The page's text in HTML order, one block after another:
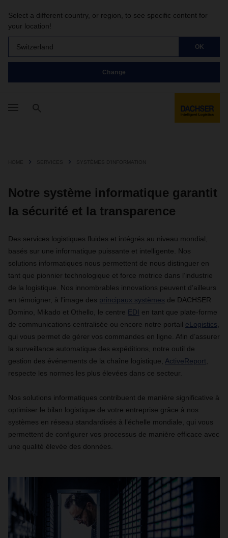
Select a different country, or region, to see specific content for
your location!
Switzerland OK
Change
HOME SERVICES SYSTÈMES D'INFORMATION
Notre système informatique garantit
la sécurité et la transparence
Des services logistiques fluides et intégrés au niveau mondial,
basés sur une informatique puissante et intelligente. Nos
solutions informatiques nous permettent de nous distinguer en
tant que pionnier technologique et force motrice dans l’industrie
de la logistique. Nos innombrables innovations peuvent d’ailleurs
en témoigner, à l’image des principaux systèmes de DACHSER
Domino, Mikado et Othello, le centre EDI en tant que plate-forme
de communications centralisée ou encore notre portail eLogistics
qui vous permet de gérer vos commandes en ligne. Afin d’assurer
la surveillance automatique des expéditions, notre outil de
gestion des événements de la chaîne logistique, ActiveReport
respecte les normes les plus élevées dans ce secteur.
Nos solutions informatiques contribuent de manière significative à
optimiser le bilan logistique de votre entreprise grâce à nos
systèmes en réseau standardisés à l’échelle mondiale, qui vous
permettent de configurer vos processus de manière efficace avec
une qualité élevée des données.